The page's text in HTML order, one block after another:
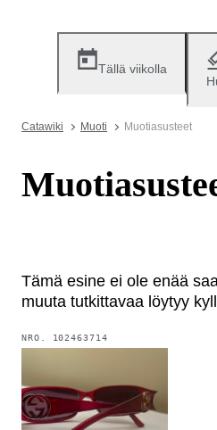
Tällä viikolla
Catawiki Muoti Muotiasusteet
Tämä esine ei ole enää
muuta tutkittavaa löytyy
NRO. 102463714